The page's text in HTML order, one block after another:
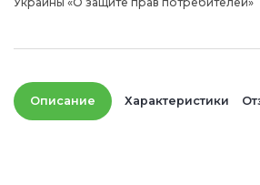
Описание Характеристики